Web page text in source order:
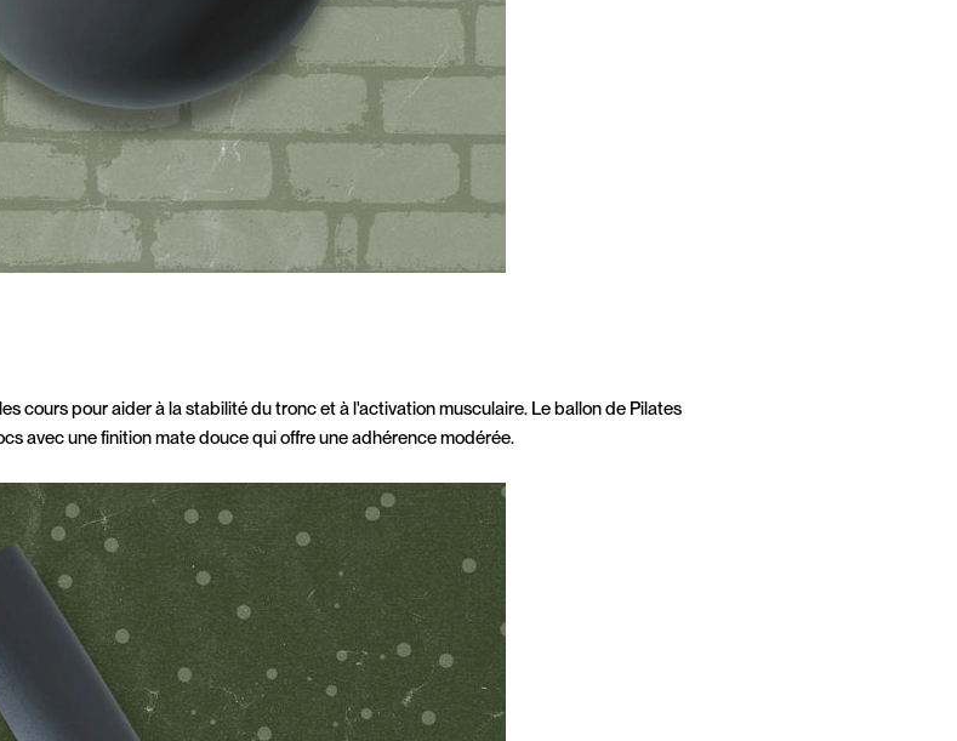
cours pour aider à la stabilité du tronc et à l'activation musculaire. Le ballon de Pilates
avec une finition mate douce qui offre une adhérence modérée.